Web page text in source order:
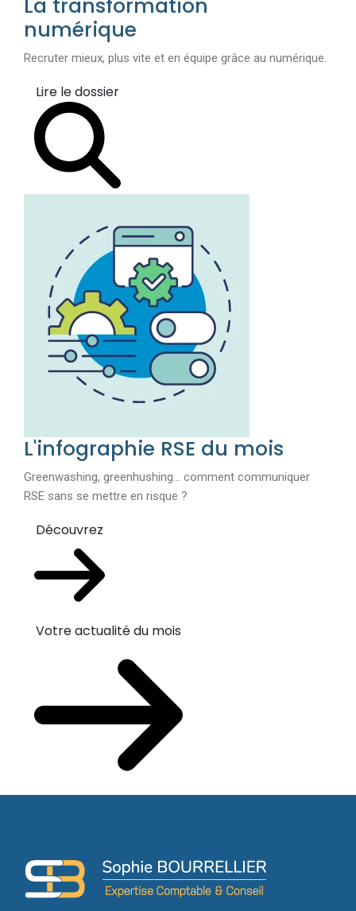
La transformation
numérique
Recruter mieux, plus vite et en équipe grâce au numérique.
Lire le dossier
L'infographie RSE du mois
Greenwashing, greenhushing… comment communiquer
RSE sans se mettre en risque ?
Découvrez
Votre actualité du mois